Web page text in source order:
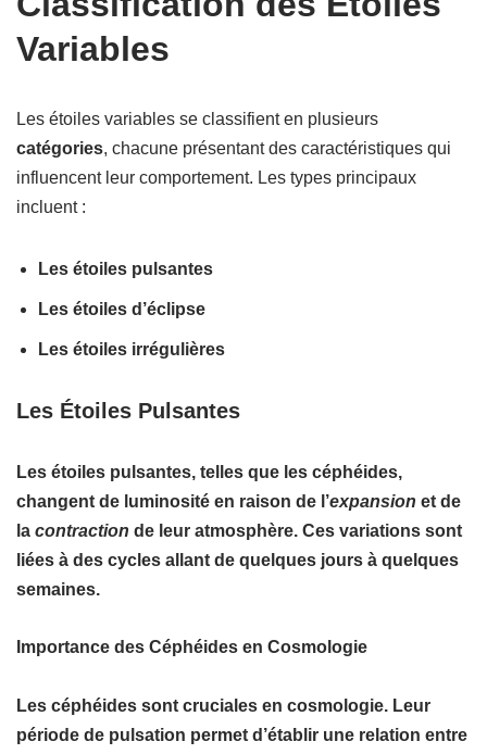
Variables
Les étoiles variables se classifient en plusieurs
catégories, chacune présentant des caractéristiques qui
influencent leur comportement. Les types principaux
incluent :
Les étoiles pulsantes
Les étoiles d’éclipse
Les étoiles irrégulières
Les Étoiles Pulsantes
Les étoiles pulsantes, telles que les céphéides,
changent de luminosité en raison de l’expansion et de
la contraction de leur atmosphère. Ces variations sont
liées à des cycles allant de quelques jours à quelques
semaines.
Importance des Céphéides en Cosmologie
Les céphéides sont cruciales en cosmologie. Leur
période de pulsation permet d’établir une relation entre